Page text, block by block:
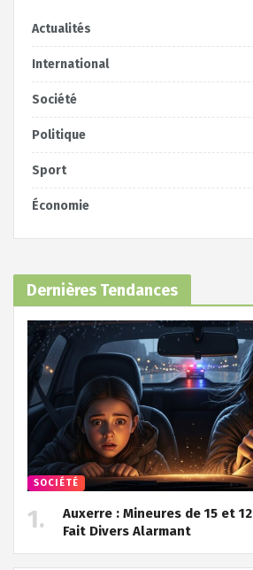
Actualités
International
Société
Politique
Sport
Économie
Dernières Tendances
SOCIÉTÉ
Auxerre : Mineures de 15 et
Fait Divers Alarmant